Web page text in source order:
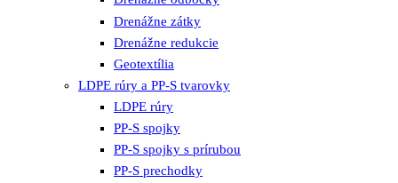
Drenážne zátky
Drenážne redukcie
Geotextília
LDPE rúry a PP-S tvarovky
LDPE rúry
PP-S spojky
PP-S spojky s prírubou
PP-S prechodky